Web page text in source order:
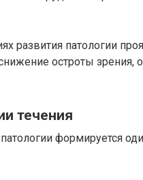
развития патологии
остроты зрения,
течения
патологии формируется